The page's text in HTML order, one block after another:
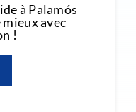
à Palamós
avec
!